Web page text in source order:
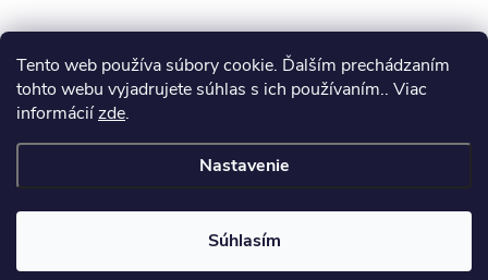
Tento web používa súbory cookie. Ďalším prechádzaním
tohto webu vyjadrujete súhlas s ich používaním.. Viac
informáciízde.
Nastavenie
Súhlasím